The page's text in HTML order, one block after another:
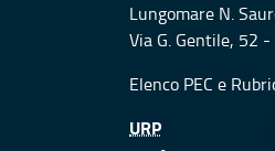
Lungomare N.
Via G. Gentile, 52
Elenco PEC e
URP